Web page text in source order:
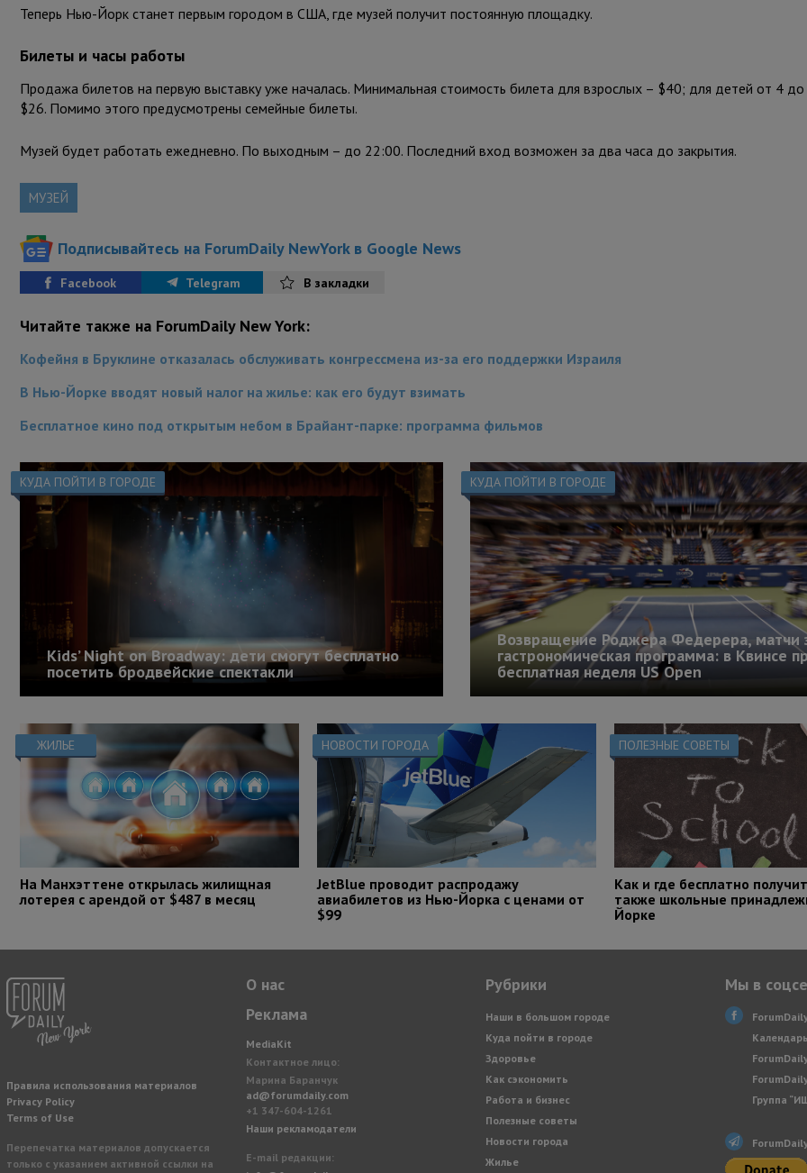
Теперь Нью-Йорк станет первым городом в США, где музей получит постоянную площадку.
Билеты и часы работы
Продажа билетов на первую выставку уже началась. Минимальная стоимость билета для взрослых – $40; для детей от 4
$26. Помимо этого предусмотрены семейные билеты.
Музей будет работать ежедневно. По выходным – до 22:00. Последний вход возможен за два часа до закрытия.
МУЗЕЙ
Подписывайтесь на ForumDaily NewYork в Google News
Facebook Telegram В закладки
Читайте также на ForumDaily New York:
Кофейня в Бруклине отказалась обслуживать конгрессмена из-за его поддержки Израиля
В Нью-Йорке вводят новый налог на жилье: как его будут взимать
Бесплатное кино под открытым небом в Брайант-парке: программа фильмов
КУДА ПОЙТИ В ГОРОДЕ
Kids’ Night on Broadway: дети смогут бесплатно
посетить бродвейские спектакли
КУДА ПОЙТИ В ГОРОДЕ
Возвращение Роджера Федерера, матчи
гастрономическая программа: в Квинсе
бесплатная неделя US Open
ЖИЛЬЕ
На Манхэттене открылась жилищная
лотерея с арендой от $487 в месяц
НОВОСТИ ГОРОДА
JetBlue проводит распродажу
авиабилетов из Нью-Йорка с ценами от
$99
ПОЛЕЗНЫЕ СОВЕТЫ
Как и где бесплатно
также школьные
Йорке
Правила использования материалов
Privacy Policy
Terms of Use
Перепечатка материалов допускается
только с указанием активной ссылки на
О нас
Реклама
MediaKit
Контактное лицо:
Марина Баранчук
ad@forumdaily.com
+1 347-604-1261
Наши рекламодатели
E-mail редакции:
Рубрики
Наши в большом городе
Куда пойти в городе
Здоровье
Как сэкономить
Работа и бизнес
Полезные советы
Новости города
Жилье
Мы в
Группа